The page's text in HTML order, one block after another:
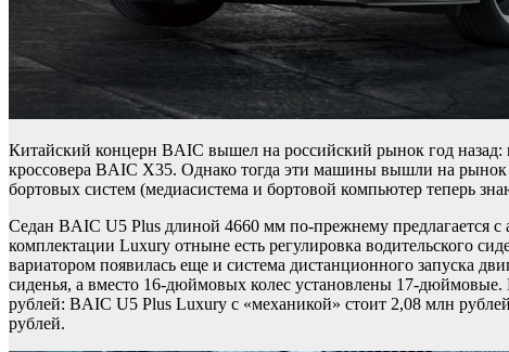
Китайский концерн BAIC вышел на российский рынок год
кроссовера BAIC X35. Однако тогда эти машины вышли на рынок
бортовых систем (медиасистема и бортовой компьютер теперь
Седан BAIC U5 Plus длиной 4660 мм по-прежнему предлагается с
комплектации Luxury отныне есть регулировка водительского
вариатором появилась еще и система дистанционного запуска
сиденья, а вместо 16-дюймовых колес установлены 17-
рублей: BAIC U5 Plus Luxury с «механикой» стоит 2,08 млн
рублей.